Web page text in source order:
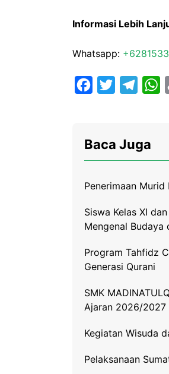
Informasi Lebih
Whatsapp:
e
o
k
r
e
a
m
W
p
p
Baca Juga
Penerimaan
Siswa Kelas XI
Mengenal Budaya
Program Tahfidz
Generasi Qurani
SMK
Ajaran 2026/2027
Kegiatan Wisuda
Pelaksanaan